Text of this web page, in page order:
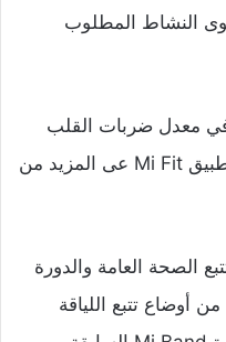
النشاط المطلوب
معدل ضربات القلب
أكثر من عدد الخطوات ، يحتوي تطبيق Mi Fit عى المزيد من
الصحة العامة والدورة
أوضاع تتبع اللياقة